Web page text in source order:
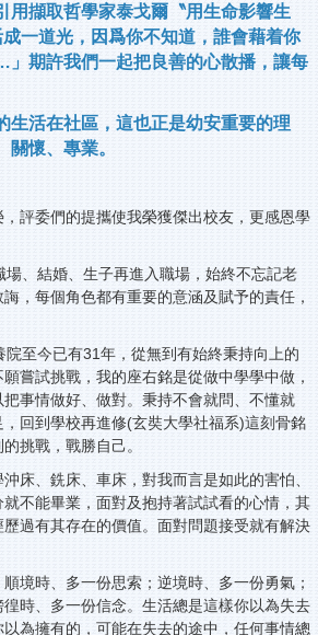
用擷取哲學家泰戈爾〝用生命影響生
一道光，因爲你不知道，誰會藉着你
期許我們一起把良善的心散播，讓每
生活在社區，這也正是幼安重要的理
懷、專業。
評委們的提攜使我榮獲傑出校友，更感恩學
、結婚、生子再進入職場，始終不忘記老
，每個角色都有重要的意涵及賦予的責任，
至今已有31年，從無到有始終秉持向上的
嘗試挑戰，我的座右銘是從做中學學中做，
事情做好、做對。秉持不會就問、不懂就
回到學校再進修(玄奘大學社福系)這刻骨銘
挑戰，戰勝自己。
床、銑床、車床，對我而言是如此的害怕、
不能畢業，面對及抱持著試試看的心情，其
過有其存在的價值。面對問題接受就有解決
境時、多一份思索；逆境時、多一份勇氣；
時、多一份信念。生活總是這樣你以為失去
為擁有的，可能在失去的途中，任何事情總